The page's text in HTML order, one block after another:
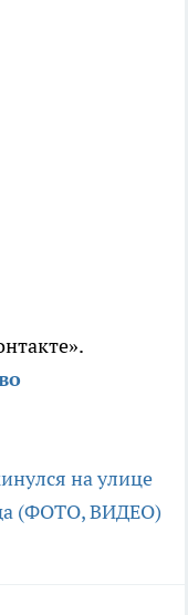
на улице
(ФОТО, ВИДЕО)